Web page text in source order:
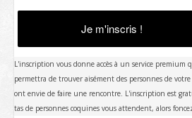
Je m'inscris !
L'inscription vous donne accès à un service premium
permettra de trouver aisément des personnes de
ont envie de faire une rencontre. L'inscription est
tas de personnes coquines vous attendent, alors